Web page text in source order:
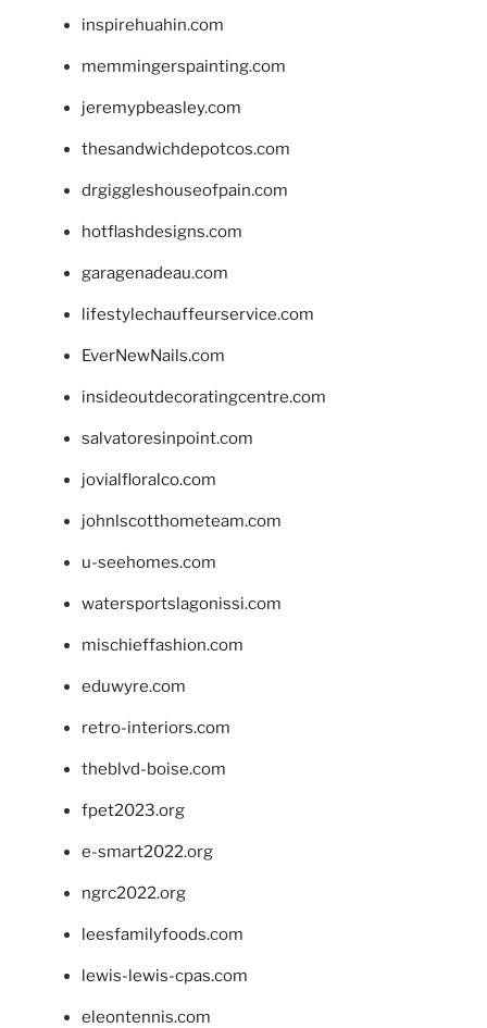
inspirehuahin.com
memmingerspainting.com
jeremypbeasley.com
thesandwichdepotcos.com
drgiggleshouseofpain.com
hotflashdesigns.com
garagenadeau.com
lifestylechauffeurservice.com
EverNewNails.com
insideoutdecoratingcentre.com
salvatoresinpoint.com
jovialfloralco.com
johnlscotthometeam.com
u-seehomes.com
watersportslagonissi.com
mischieffashion.com
eduwyre.com
retro-interiors.com
theblvd-boise.com
fpet2023.org
e-smart2022.org
ngrc2022.org
leesfamilyfoods.com
lewis-lewis-cpas.com
eleontennis.com